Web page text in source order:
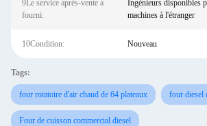
9Le service après-vente a
fourni:
Ingénieurs disponibles
machines à l'étranger
10Condition: Nouveau
Tags:
four rotatoire d'air chaud de 64 plateaux four diesel
Four de cuisson commercial diesel